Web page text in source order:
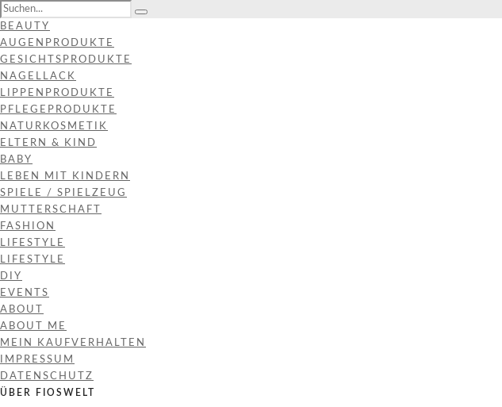
BEAUTY
AUGENPRODUKTE
GESICHTSPRODUKTE
NAGELLACK
LIPPENPRODUKTE
PFLEGEPRODUKTE
NATURKOSMETIK
ELTERN & KIND
BABY
LEBEN MIT KINDERN
SPIELE / SPIELZEUG
MUTTERSCHAFT
FASHION
LIFESTYLE
LIFESTYLE
DIY
EVENTS
ABOUT
ABOUT ME
MEIN KAUFVERHALTEN
IMPRESSUM
DATENSCHUTZ
ÜBER FIOSWELT